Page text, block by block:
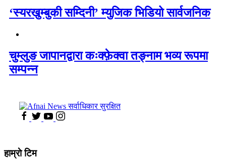
‘स्यरखुम्बुकी सम्दिनी’ म्युजिक भिडियो सार्वजनिक
चुम्लुङ जापानद्वारा कःक्फ़ेक्वा तङ्नाम भव्य रूपमा
सम्पन्न
हाम्राे टिम